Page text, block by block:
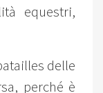
equestri,
delle
perché è